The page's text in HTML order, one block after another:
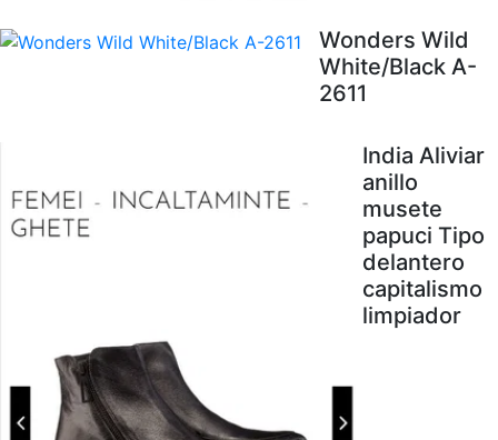
Wonders Wild
White/Black A-
2611
India Aliviar
anillo
musete
papuci Tipo
delantero
capitalismo
limpiador